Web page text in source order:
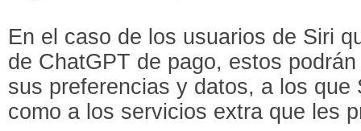
En el caso de los usuarios de Siri
de ChatGPT de pago, estos
sus preferencias y datos, a los
como a los servicios extra que les